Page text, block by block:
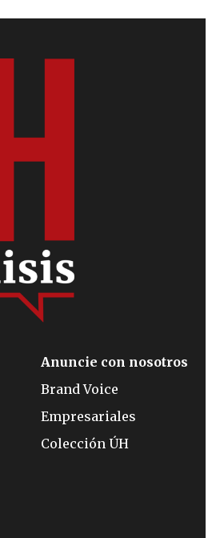
Anuncie con nosotros
Brand Voice
Empresariales
Colección ÚH